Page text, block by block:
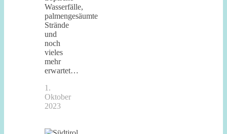
Wasserfälle,
palmengesäumte
Strände
und
noch
vieles
mehr
erwartet…
1.
Oktober
2023